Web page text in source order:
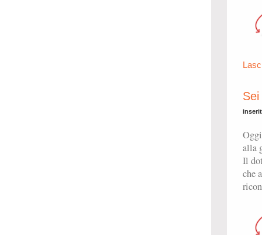
alla
Il
che